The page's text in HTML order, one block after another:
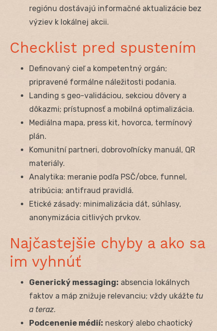
regiónu dostávajú informačné aktualizácie bez
výziev k lokálnej akcii.
Checklist pred spustením
Definovaný cieľ a kompetentný orgán;
pripravené formálne náležitosti podania.
Landing s geo-validáciou, sekciou dôvery a
dôkazmi; prístupnosť a mobilná optimalizácia.
Mediálna mapa, press kit, hovorca, termínový
plán.
Komunitní partneri, dobrovoľnícky manuál, QR
materiály.
Analytika: meranie podľa PSČ/obce, funnel,
atribúcia; antifraud pravidlá.
Etické zásady: minimalizácia dát, súhlasy,
anonymizácia citlivých prvkov.
Najčastejšie chyby a ako sa
im vyhnúť
Generický messaging: absencia lokálnych
faktov a máp znižuje relevanciu; vždy ukážte tu
a teraz.
Podcenenie médií: neskorý alebo chaotický